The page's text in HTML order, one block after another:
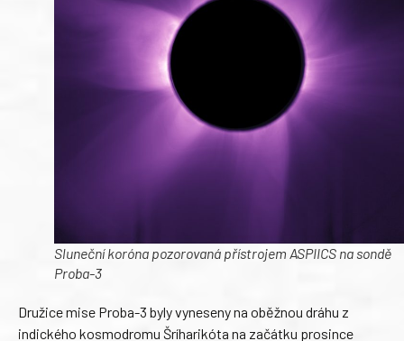
Sluneční koróna pozorovaná přístrojem ASPIICS na sondě
Proba-3
Družice mise Proba-3 byly vyneseny na oběžnou dráhu z
indického kosmodromu Šríharikóta na začátku prosince